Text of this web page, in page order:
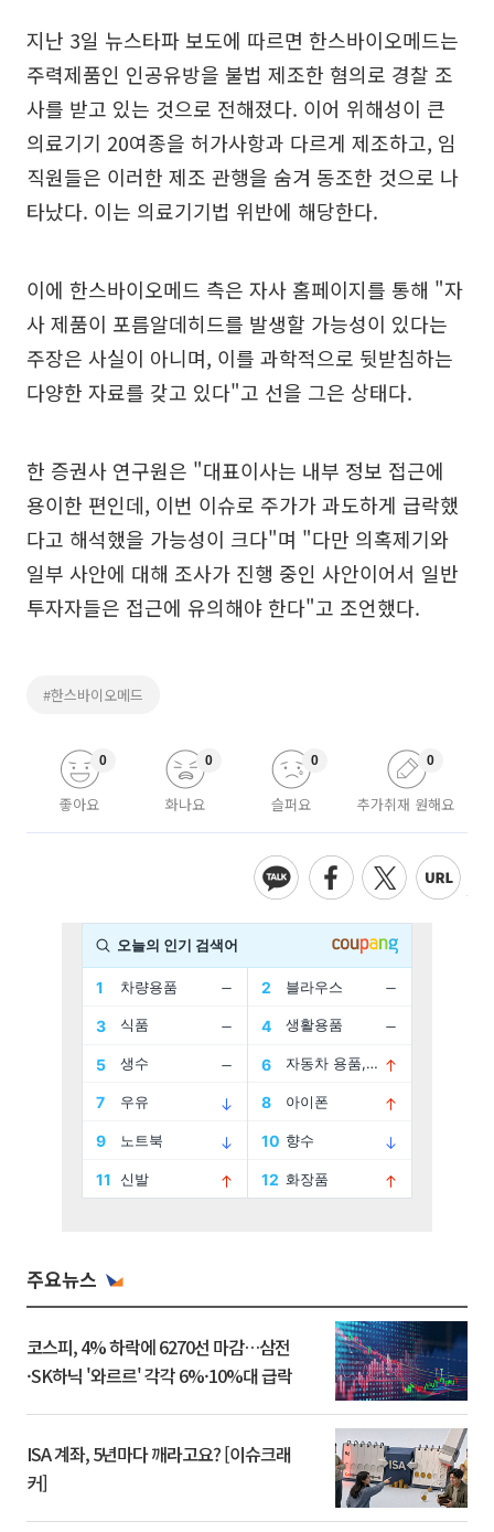
지난 3일 뉴스타파 보도에 따르면 한스바이오메드는
주력제품인 인공유방을 불법 제조한 혐의로 경찰 조
사를 받고 있는 것으로 전해졌다. 이어 위해성이 큰
의료기기 20여종을 허가사항과 다르게 제조하고, 임
직원들은 이러한 제조 관행을 숨겨 동조한 것으로 나
타났다. 이는 의료기기법 위반에 해당한다.
이에 한스바이오메드 측은 자사 홈페이지를 통해 "자
사 제품이 포름알데히드를 발생할 가능성이 있다는
주장은 사실이 아니며, 이를 과학적으로 뒷받침하는
다양한 자료를 갖고 있다"고 선을 그은 상태다.
한 증권사 연구원은 "대표이사는 내부 정보 접근에
용이한 편인데, 이번 이슈로 주가가 과도하게 급락했
다고 해석했을 가능성이 크다"며 "다만 의혹제기와
일부 사안에 대해 조사가 진행 중인 사안이어서 일반
투자자들은 접근에 유의해야 한다"고 조언했다.
#한스바이오메드
좋아요
0
화나요
0
슬퍼요
0
추가취재 원해요
0
주요뉴스
코스피, 4% 하락에 6270선 마감…삼전
·SK하닉 '와르르' 각각 6%·10%대 급락
ISA 계좌, 5년마다 깨라고요? [이슈크래
커]